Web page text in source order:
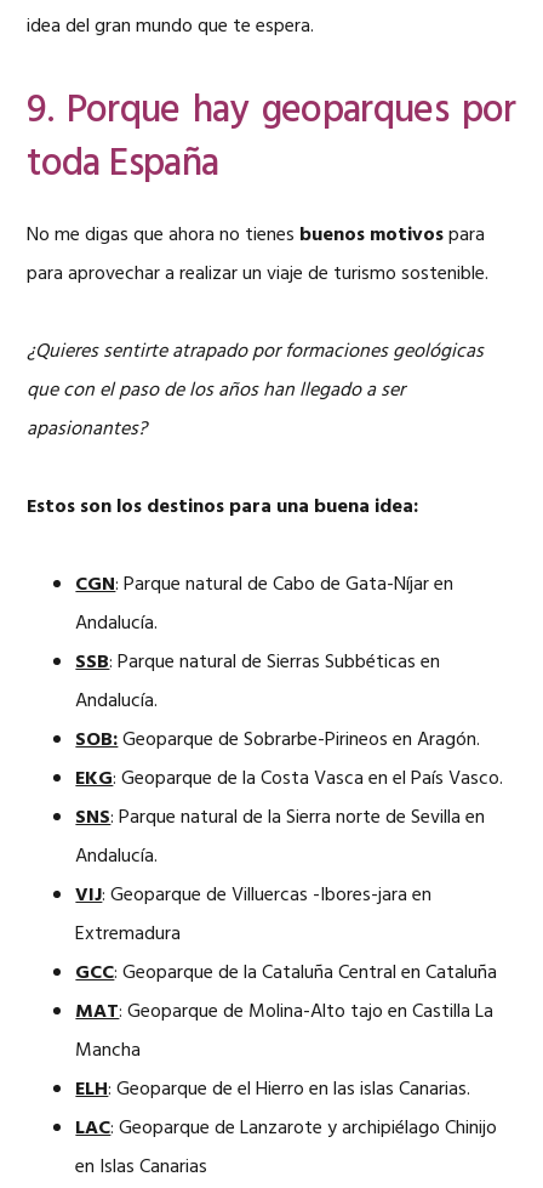
idea del gran mundo que te espera.
9. Porque hay geoparques por
toda España
No me digas que ahora no tienes buenos motivospara
para aprovechar a realizar un viaje de turismo sostenible.
¿Quieres sentirte atrapado por formaciones geológicas
que con el paso de los años han llegado a ser
apasionantes?
Estos son los destinos para una buena idea:
CGN: Parque natural de Cabo de Gata-Níjar en
Andalucía.
SSB: Parque natural de Sierras Subbéticas en
Andalucía.
SOB:Geoparque de Sobrarbe-Pirineos en Aragón.
EKG: Geoparque de la Costa Vasca en el País Vasco.
SNS: Parque natural de la Sierra norte de Sevilla en
Andalucía.
VIJ: Geoparque de Villuercas -Ibores-jara en
Extremadura
GCC: Geoparque de la Cataluña Central en Cataluña
MAT: Geoparque de Molina-Alto tajo en Castilla La
Mancha
ELH: Geoparque de el Hierro en las islas Canarias.
LAC: Geoparque de Lanzarote y archipiélago Chinijo
en Islas Canarias